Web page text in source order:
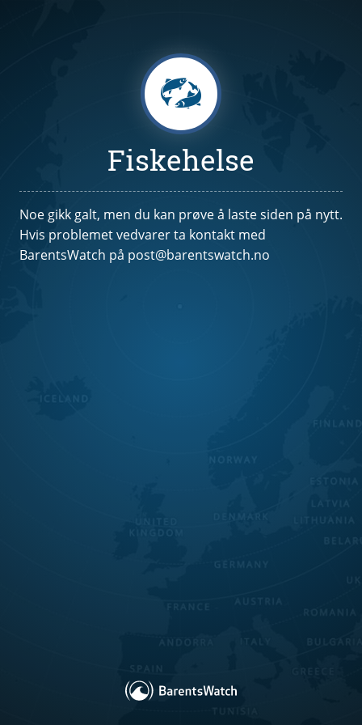
Fiskehelse
Noe gikk galt, men du kan prøve å laste siden på nytt.
Hvis problemet vedvarer ta kontakt med
BarentsWatch på post@barentswatch.no